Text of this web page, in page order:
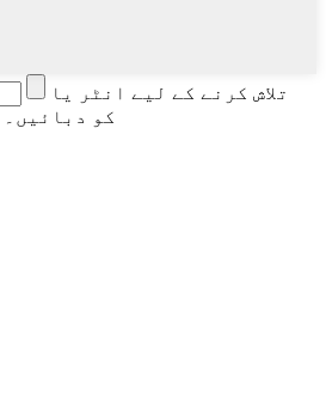
تلاش کرنے کے لیے انٹر یا
بند کرنے کے لیے ESC کو دبائیں۔